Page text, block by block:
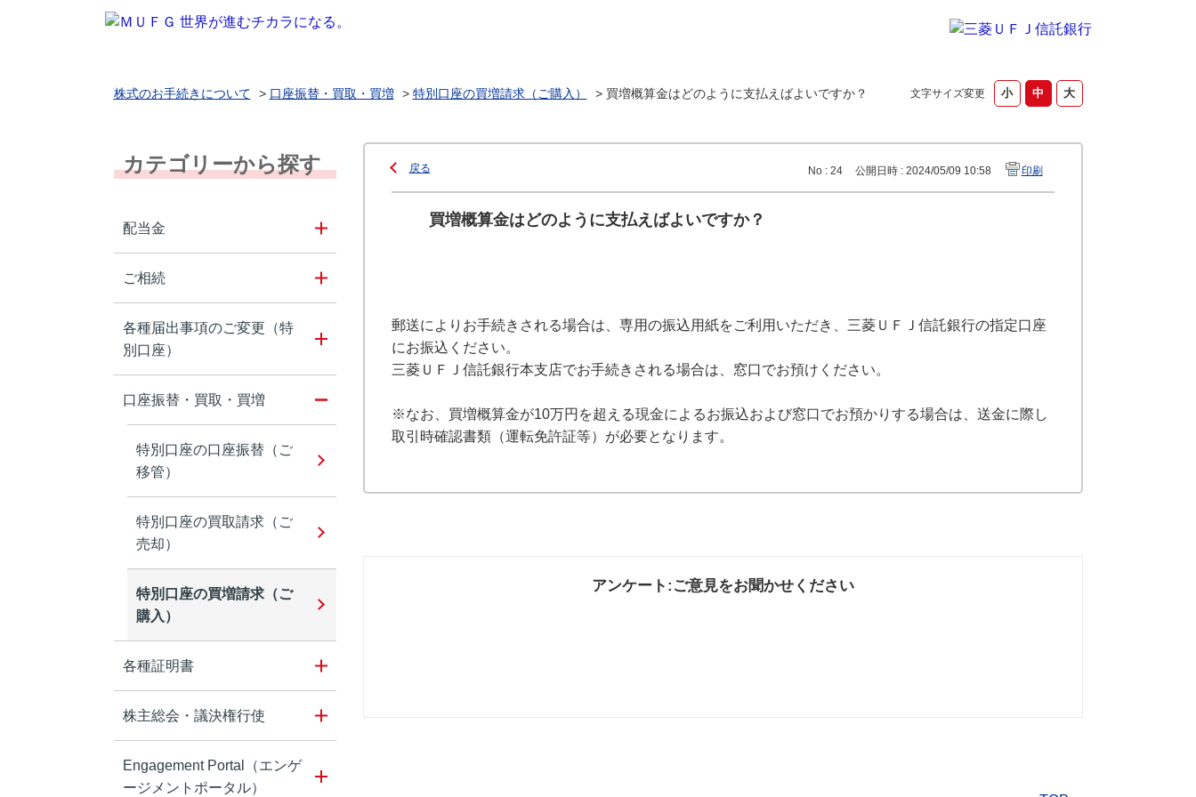
文字サイズ変更
株式のお手続きについて > 口座振替・買取・買増 > 特別口座の買増請求（ご購入） > 買増概算金はどのように支払えばよいですか？
カテゴリーから探す
配当金
ご相続
各種届出事項のご変更（特
別口座）
口座振替・買取・買増
特別口座の口座振替（ご
移管）
特別口座の買取請求（ご
売却）
特別口座の買増請求（ご
購入）
各種証明書
株主総会・議決権行使
Engagement Portal（エンゲ
ージメントポータル）
戻る No : 24 公開日時 : 2024/05/09 10:58 印刷
買増概算金はどのように支払えばよいですか？
郵送によりお手続きされる場合は、専用の振込用紙をご利用いただき、三菱ＵＦＪ信託銀行の指定口座
にお振込ください。
三菱ＵＦＪ信託銀行本支店でお手続きされる場合は、窓口でお預けください。
※なお、買増概算金が10万円を超える現金によるお振込および窓口でお預かりする場合は、送金に際し
取引時確認書類（運転免許証等）が必要となります。
アンケート:ご意見をお聞かせください